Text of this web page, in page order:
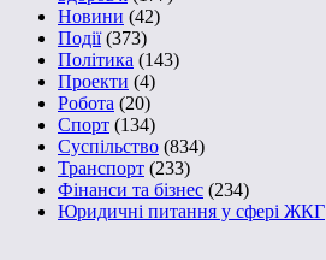
Новини (42)
Події(373)
Політика (143)
Проекти (4)
Робота (20)
Спорт (134)
Суспільство (834)
Транспорт (233)
Фінанси та бізнес (234)
Юридичні питання у сфері ЖКГ